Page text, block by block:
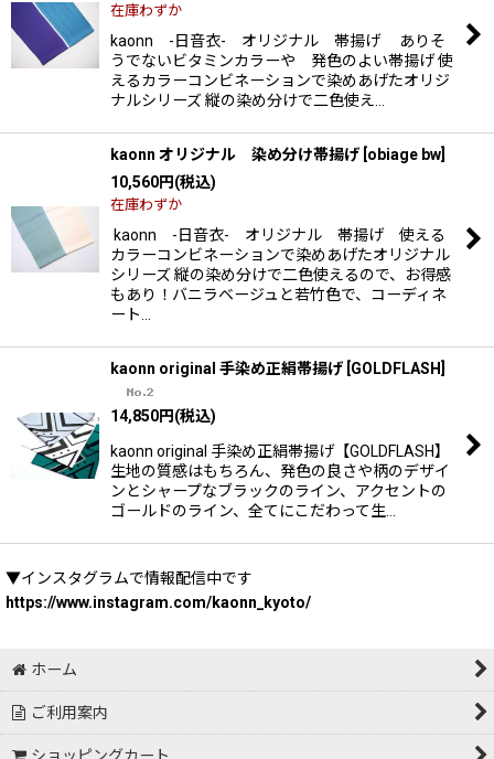
在庫わずか
kaonn -日音衣- オリジナル 帯揚げ ありそ
うでないビタミンカラーや 発色のよい帯揚げ 使
えるカラーコンビネーションで染めあげたオリジ
ナルシリーズ 縦の染め分けで二色使え…
kaonn オリジナル 染め分け帯揚げ obiage bw
10,560円(税込)
在庫わずか
kaonn -日音衣- オリジナル 帯揚げ 使える
カラーコンビネーションで染めあげたオリジナル
シリーズ 縦の染め分けで二色使えるので、お得感
もあり！バニラベージュと若竹色で、コーディネ
ート…
kaonn original 手染め正絹帯揚げ GOLDFLASH
14,850円(税込)
kaonn original 手染め正絹帯揚げ【GOLDFLASH】
生地の質感はもちろん、発色の良さや柄のデザイ
ンとシャープなブラックのライン、アクセントの
ゴールドのライン、全てにこだわって生…
▼インスタグラムで情報配信中です
https://www.instagram.com/kaonn_kyoto/
ホーム
ご利用案内